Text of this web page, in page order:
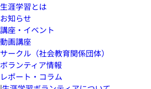
生涯学習とは
お知らせ
講座・イベント
動画講座
サークル（社会教育関係団体）
ボランティア情報
レポート・コラム